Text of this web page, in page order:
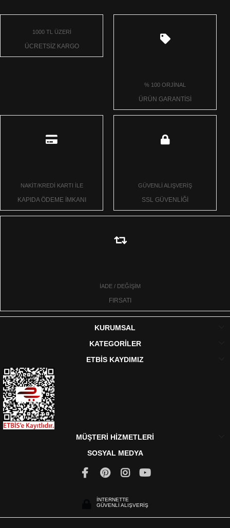
1000 TL ÜZERİ
ÜCRETSİZ KARGO
% 100 ORJİNAL
ÜRÜN GARANTİSİ
NAKİT/KREDİ KARTI İLE
KAPIDA ÖDEME İMKANI
GÜVENLİ ALIŞVERİŞ
SSL GÜVENLİĞİ
İADE / DEĞİŞİM
FIRSATI
KURUMSAL
KATEGORİLER
ETBİS KAYDIMIZ
MÜŞTERİ HİZMETLERİ
SOSYAL MEDYA
İNTERNETTE
GÜVENLİ ALIŞVERİŞ